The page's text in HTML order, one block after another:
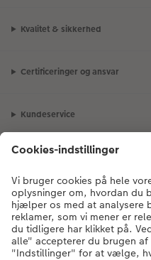
Kvalitet & sikkerhed
Certificeringer og ansvar
Kundeservice
Om CEWE
Fotoprodukter
Andre produkter